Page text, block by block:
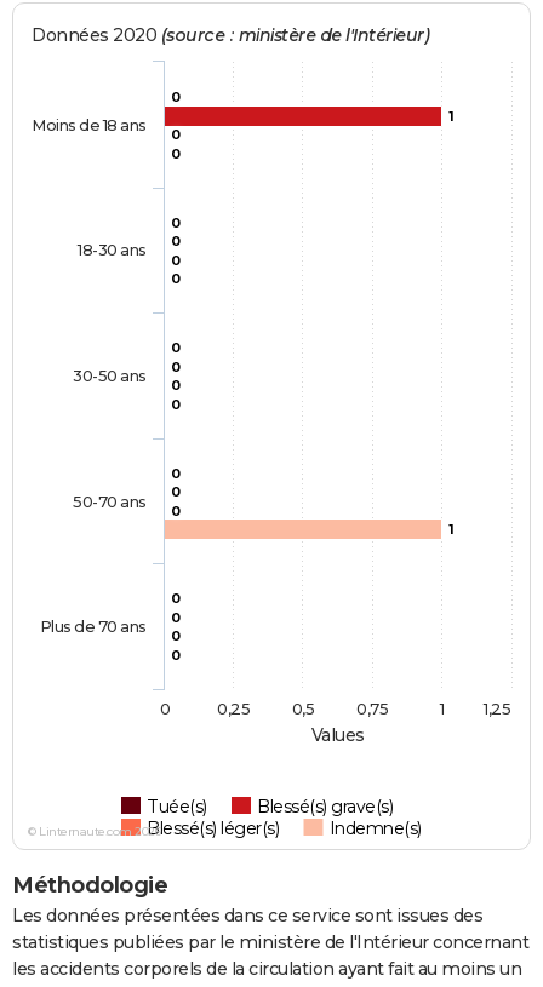
Values
Données 2020 (source : ministère de l'Intérieur)
0
0
0
0
0
1
0
0
0
0
0
0
0
0
0
0
0
0
1
0
Tuée(s)
Blessé(s) grave(s)
Blessé(s) léger(s)
Indemne(s)
Moins de 18 ans
18-30 ans
30-50 ans
50-70 ans
Plus de 70 ans
0 1
0,25 0,5 0,75 1,25
© Linternaute.com 2026
Méthodologie
Les données présentées dans ce service sont issues des
statistiques publiées par le ministère de l'Intérieur concernant
les accidents corporels de la circulation ayant fait au moins un